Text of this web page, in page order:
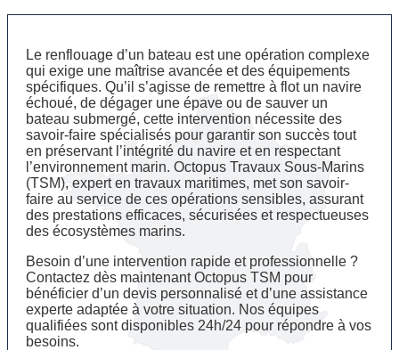
Le renflouage d’un bateau est une opération complexe
qui exige une maîtrise avancée et des équipements
spécifiques. Qu’il s’agisse de remettre à flot un navire
échoué, de dégager une épave ou de sauver un
bateau submergé, cette intervention nécessite des
savoir-faire spécialisés pour garantir son succès tout
en préservant l’intégrité du navire et en respectant
l’environnement marin. Octopus Travaux Sous-Marins
(TSM), expert en travaux maritimes, met son savoir-
faire au service de ces opérations sensibles, assurant
des prestations efficaces, sécurisées et respectueuses
des écosystèmes marins.
Besoin d’une intervention rapide et professionnelle ?
Contactez dès maintenant Octopus TSM pour
bénéficier d’un devis personnalisé et d’une assistance
experte adaptée à votre situation. Nos équipes
qualifiées sont disponibles 24h/24 pour répondre à vos
besoins.